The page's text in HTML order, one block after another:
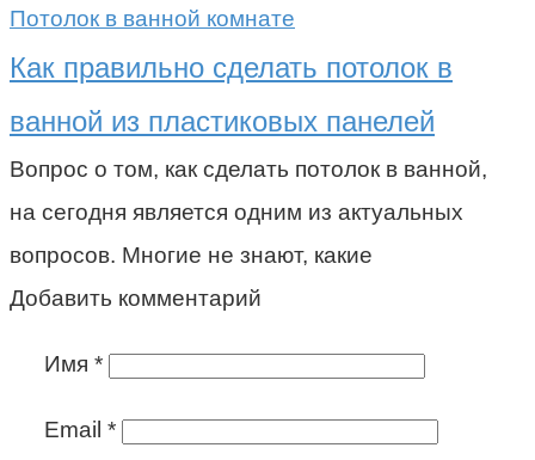
Потолок в ванной комнате
Как правильно сделать потолок в
ванной из пластиковых панелей
Вопрос о том, как сделать потолок в ванной,
на сегодня является одним из актуальных
вопросов. Многие не знают, какие
Добавить комментарий
Имя *
Email *